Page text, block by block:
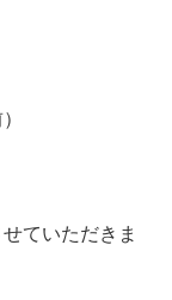
ていただきま